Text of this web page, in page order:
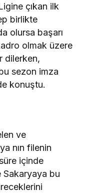
çıkan ilk
birlikte
olursa başarı
olmak üzere
dilerken,
sezon imza
konuştu.
ve
nın filenin
içinde
Sakaryaya bu